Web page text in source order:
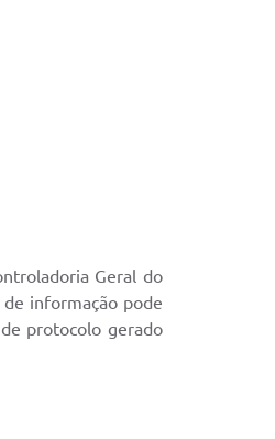
Geral do
informação pode
protocolo gerado